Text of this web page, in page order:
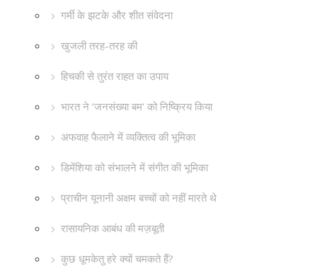
गर्मी के झटके और शीत संवेदना
खुजली तरह-तरह की
हिचकी से तुरंत राहत का उपाय
भारत ने ‘जनसंख्या बम' को निष्क्रिय किया
अफवाह फैलाने में व्यक्तित्व की भूमिका
डिमेंशिया को संभालने में संगीत की भूमिका
प्राचीन यूनानी अक्षम बच्चों को नहीं मारते थे
रासायनिक आबंध की मज़बूती
कुछ धूमकेतु हरे क्यों चमकते हैं?